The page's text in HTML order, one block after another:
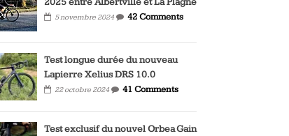
2025 entre Albertville et La Plagne
5 novembre 2024 42 Comments
Test longue durée du nouveau
Lapierre Xelius DRS 10.0
22 octobre 2024 41 Comments
Test exclusif du nouvel Orbea Gain